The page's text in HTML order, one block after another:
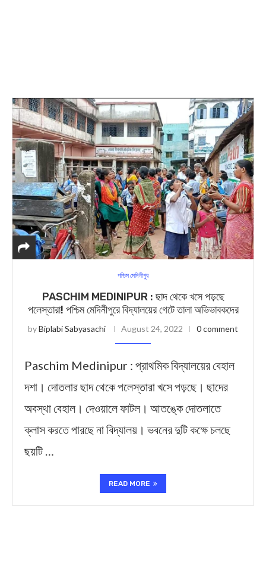
পশ্চিম মেদিনীপুর
PASCHIM MEDINIPUR : ছাদ থেকে খসে পড়ছে
পলেস্তারা! পশ্চিম মেদিনীপুরে বিদ্যালয়ের গেটে তালা অভিভাবকদের
byBiplabi Sabyasachi August 24, 2022 0 comment
Paschim Medinipur : প্রাথমিক বিদ্যালয়ের বেহাল
দশা। দোতলার ছাদ থেকে পলেস্তারা খসে পড়ছে। ছাদের
অবস্থা বেহাল। দেওয়ালে ফাটল। আতঙ্কে দোতলাতে
ক্লাস করতে পারছে না বিদ্যালয়। ভবনের দুটি কক্ষে চলছে
ছয়টি …
READ MORE